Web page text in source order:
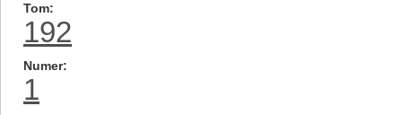
Tom
192
Numer
1